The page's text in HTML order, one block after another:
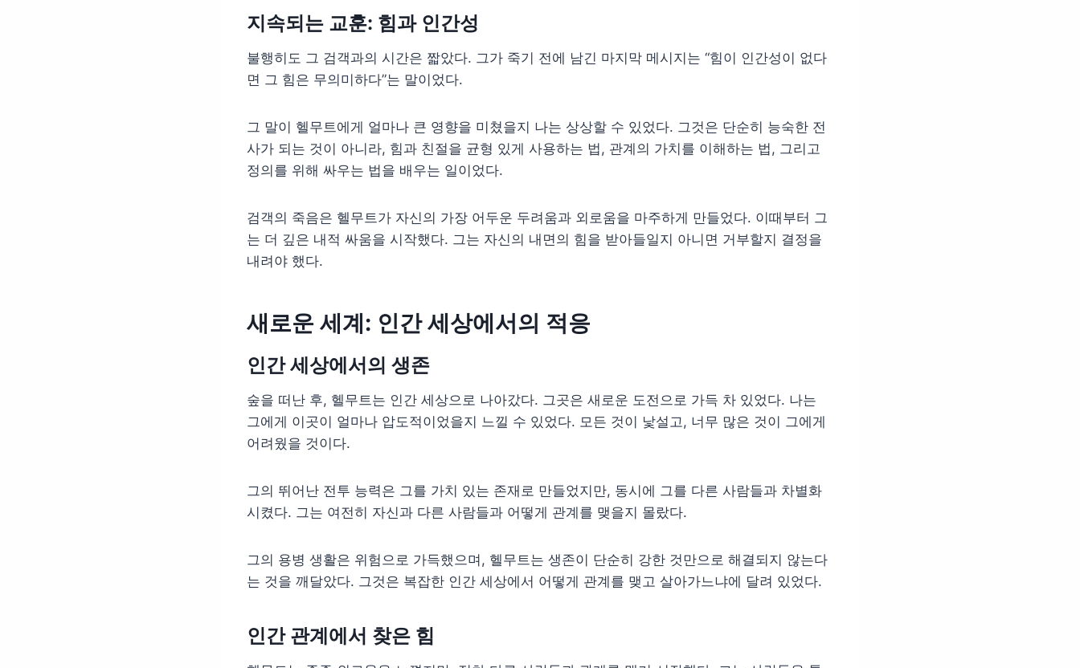
지속되는 교훈: 힘과 인간성
불행히도 그 검객과의 시간은 짧았다. 그가 죽기 전에 남긴 마지막 메시지는 “힘이 인간성이 없다
면 그 힘은 무의미하다”는 말이었다.
그 말이 헬무트에게 얼마나 큰 영향을 미쳤을지 나는 상상할 수 있었다. 그것은 단순히 능숙한 전
사가 되는 것이 아니라, 힘과 친절을 균형 있게 사용하는 법, 관계의 가치를 이해하는 법, 그리고
정의를 위해 싸우는 법을 배우는 일이었다.
검객의 죽음은 헬무트가 자신의 가장 어두운 두려움과 외로움을 마주하게 만들었다. 이때부터 그
는 더 깊은 내적 싸움을 시작했다. 그는 자신의 내면의 힘을 받아들일지 아니면 거부할지 결정을
내려야 했다.
새로운 세계: 인간 세상에서의 적응
인간 세상에서의 생존
숲을 떠난 후, 헬무트는 인간 세상으로 나아갔다. 그곳은 새로운 도전으로 가득 차 있었다. 나는
그에게 이곳이 얼마나 압도적이었을지 느낄 수 있었다. 모든 것이 낯설고, 너무 많은 것이 그에게
어려웠을 것이다.
그의 뛰어난 전투 능력은 그를 가치 있는 존재로 만들었지만, 동시에 그를 다른 사람들과 차별화
시켰다. 그는 여전히 자신과 다른 사람들과 어떻게 관계를 맺을지 몰랐다.
그의 용병 생활은 위험으로 가득했으며, 헬무트는 생존이 단순히 강한 것만으로 해결되지 않는다
는 것을 깨달았다. 그것은 복잡한 인간 세상에서 어떻게 관계를 맺고 살아가느냐에 달려 있었다.
인간 관계에서 찾은 힘